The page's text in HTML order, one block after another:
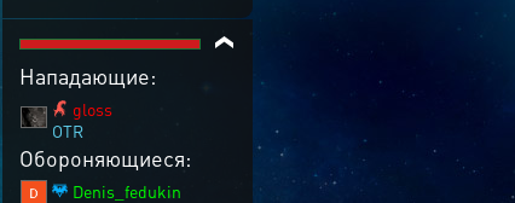
Нападающие:
gloss
OTR
Обороняющиеся:
Denis_fedukin